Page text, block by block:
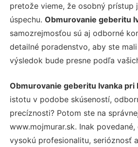
pretože vieme, že osobný prístup
úspechu. Obmurovanie geberitu
samozrejmosťou sú aj odborné
detailné poradenstvo, aby ste
výsledok bude presne podľa
Obmurovanie geberitu Ivanka pri
istotu v podobe skúseností,
precíznosti? Potom ste na
www.mojmurar.sk. Inak
vysokú profesionalitu, serióznosť